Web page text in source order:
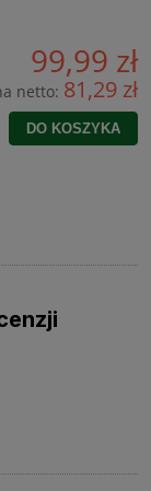
99,99 zł
netto: 81,29 zł
DO KOSZYKA